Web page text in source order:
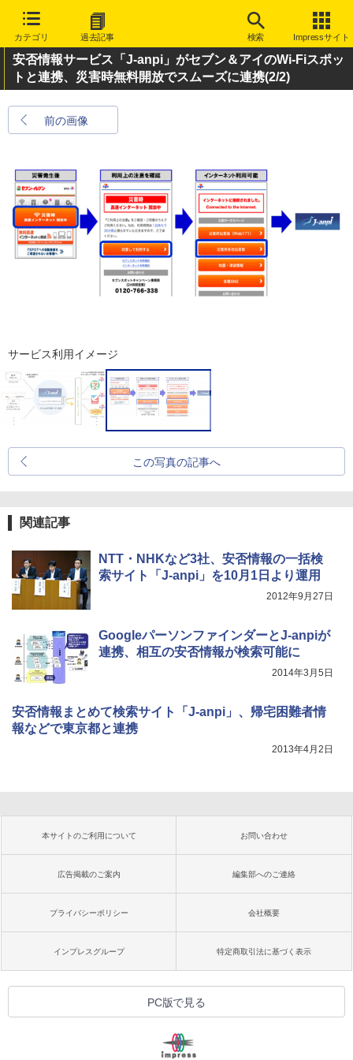
カテゴリ 過去記事 検索 Impressサイト
安否情報サービス「J-anpi」がセブン＆アイのWi-Fiスポッ
トと連携、災害時無料開放でスムーズに連携(2/2)
前の画像
サービス利用イメージ
この写真の記事へ
関連記事
NTT・NHKなど3社、安否情報の一括検
索サイト「J-anpi」を10月1日より運用
2012年9月27日
GoogleパーソンファインダーとJ-anpiが
連携、相互の安否情報が検索可能に
2014年3月5日
安否情報まとめて検索サイト「J-anpi」、帰宅困難者情
報などで東京都と連携
2013年4月2日
本サイトのご利用について お問い合わせ
広告掲載のご案内 編集部へのご連絡
プライバシーポリシー 会社概要
インプレスグループ 特定商取引法に基づく表示
PC版で見る